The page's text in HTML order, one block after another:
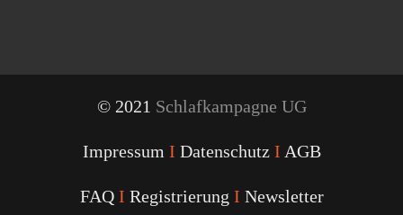
© 2021 Schlafkampagne UG
Impressum I Datenschutz I AGB
FAQ I Registrierung I Newsletter